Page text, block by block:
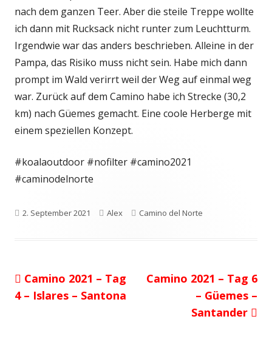
nach dem ganzen Teer. Aber die steile Treppe wollte
ich dann mit Rucksack nicht runter zum Leuchtturm.
Irgendwie war das anders beschrieben. Alleine in der
Pampa, das Risiko muss nicht sein. Habe mich dann
prompt im Wald verirrt weil der Weg auf einmal weg
war. Zurück auf dem Camino habe ich Strecke (30,2
km) nach Güemes gemacht. Eine coole Herberge mit
einem speziellen Konzept.
#koalaoutdoor #nofilter #camino2021
#caminodelnorte
Veröffentlicht
2. September 2021 Autor
Alex Kategorien
Camino del Norte
Beitragsnavigation
Vorheriger
Beitrag:
Camino 2021 – Tag
4 – Islares – Santona
Nächster
Camino 2021 – Tag 6
– Güemes –
Santander